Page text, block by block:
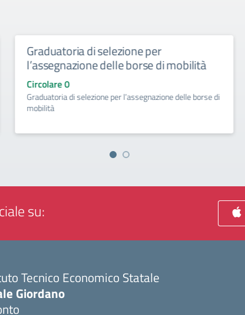
Graduatoria di selezione per
l’assegnazione delle borse di mobilità
Circolare 0
Graduatoria di selezione per l’assegnazione delle borse di
mobilità
su:
Tecnico Economico Statale
Giordano